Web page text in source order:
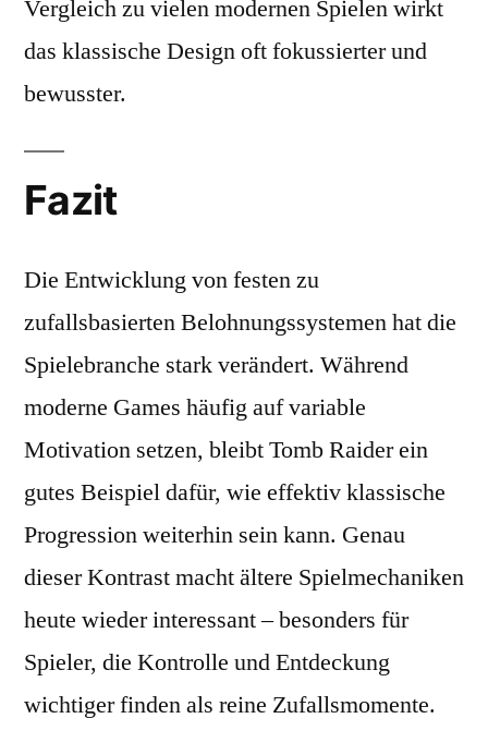
Vergleich zu vielen modernen Spielen wirkt
das klassische Design oft fokussierter und
bewusster.
Fazit
Die Entwicklung von festen zu
zufallsbasierten Belohnungssystemen hat die
Spielebranche stark verändert. Während
moderne Games häufig auf variable
Motivation setzen, bleibt Tomb Raider ein
gutes Beispiel dafür, wie effektiv klassische
Progression weiterhin sein kann. Genau
dieser Kontrast macht ältere Spielmechaniken
heute wieder interessant – besonders für
Spieler, die Kontrolle und Entdeckung
wichtiger finden als reine Zufallsmomente.